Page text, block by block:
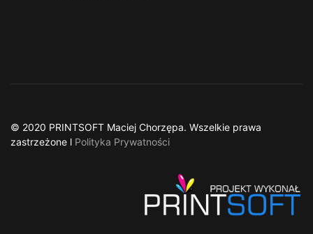
© 2020 PRINTSOFT Maciej Chorzępa. Wszelkie prawa
zastrzeżone l Polityka Prywatności